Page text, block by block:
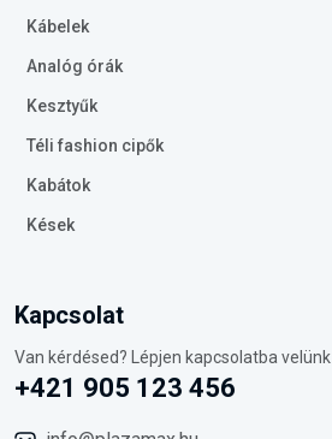
Kábelek
Analóg órák
Kesztyűk
Téli fashion cipők
Kabátok
Kések
Kapcsolat
Van kérdésed? Lépjen kapcsolatba velünk
+421 905 123 456